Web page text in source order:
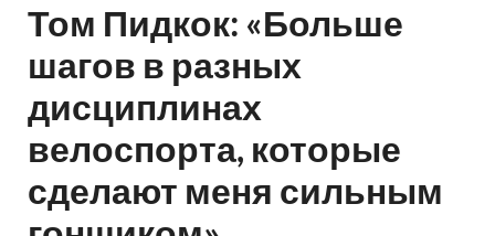
Том Пидкок: «Больше
шагов в разных
дисциплинах
велоспорта, которые
сделают меня сильным